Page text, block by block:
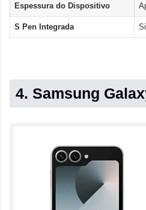
Espessura do Dispositivo
S Pen Integrada
4. Samsung